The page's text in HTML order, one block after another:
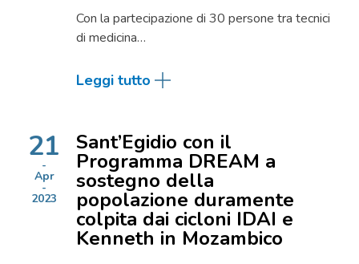
Con la partecipazione di 30 persone tra tecnici
di medicina…
Leggi tutto
21
Apr
2023
Sant’Egidio con il
Programma DREAM a
sostegno della
popolazione duramente
colpita dai cicloni IDAI e
Kenneth in Mozambico